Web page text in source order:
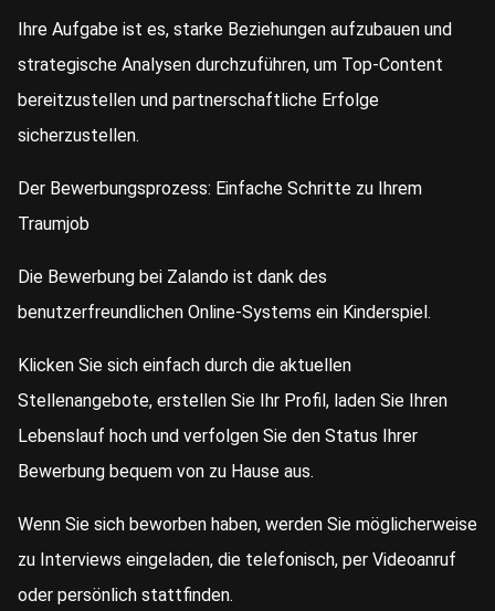
Ihre Aufgabe ist es, starke Beziehungen aufzubauen und
strategische Analysen durchzuführen, um Top-Content
bereitzustellen und partnerschaftliche Erfolge
sicherzustellen.
Der Bewerbungsprozess: Einfache Schritte zu Ihrem
Traumjob
Die Bewerbung bei Zalando ist dank des
benutzerfreundlichen Online-Systems ein Kinderspiel.
Klicken Sie sich einfach durch die aktuellen
Stellenangebote, erstellen Sie Ihr Profil, laden Sie Ihren
Lebenslauf hoch und verfolgen Sie den Status Ihrer
Bewerbung bequem von zu Hause aus.
Wenn Sie sich beworben haben, werden Sie möglicherweise
zu Interviews eingeladen, die telefonisch, per Videoanruf
oder persönlich stattfinden.